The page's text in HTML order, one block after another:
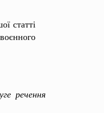
статті
речення